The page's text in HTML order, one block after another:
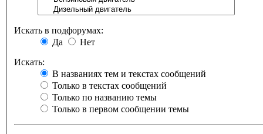
Искать в подфорумах:
Да
Нет
Искать:
В названиях тем и текстах сообщений
Только в текстах сообщений
Только по названию темы
Только в первом сообщении темы